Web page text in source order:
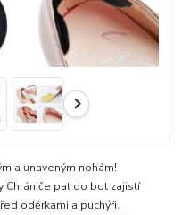
a unaveným nohám!
Chrániče pat do bot zajistí
oděrkami a puchýři.